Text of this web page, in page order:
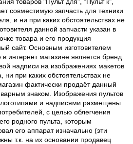
совместимую запчасть для техники
и ни при каких обстоятельствах не
данной запчасти указан в
товара и его продукция
сайт. Основным изготовителем
в интернет магазине является бренд
надписи на изображениях макетов
ни при каких обстоятельствах не
фактически продаёт данный
знаком. Изображения пультов
и надписями размещены
с целью облегчения
родного пульта, которым
его аппарат изначально (эти
т.к. на их основании продавец